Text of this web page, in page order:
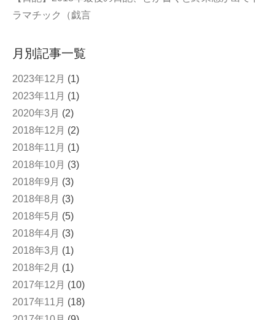
ラマチック（戯言
月別記事一覧
2023年12月 (1)
2023年11月 (1)
2020年3月 (2)
2018年12月 (2)
2018年11月 (1)
2018年10月 (3)
2018年9月 (3)
2018年8月 (3)
2018年5月 (5)
2018年4月 (3)
2018年3月 (1)
2018年2月 (1)
2017年12月 (10)
2017年11月 (18)